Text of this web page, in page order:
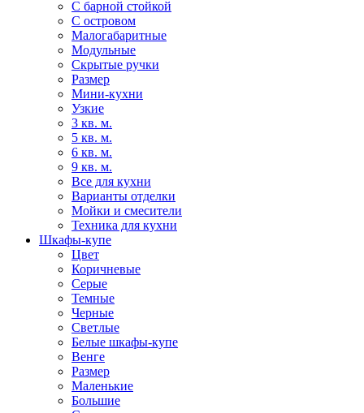
С барной стойкой
С островом
Малогабаритные
Модульные
Скрытые ручки
Размер
Мини-кухни
Узкие
3 кв. м.
5 кв. м.
6 кв. м.
9 кв. м.
Все для кухни
Варианты отделки
Мойки и смесители
Техника для кухни
Шкафы-купе
Цвет
Коричневые
Серые
Темные
Черные
Светлые
Белые шкафы-купе
Венге
Размер
Маленькие
Большие